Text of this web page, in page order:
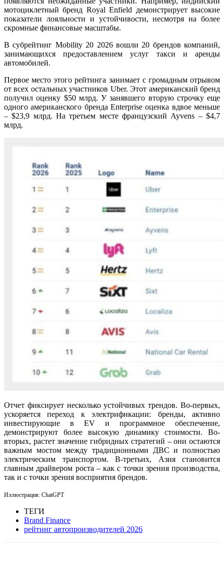
мотоциклетный бренд Royal Enfield демонстрирует высокие
показатели лояльности и устойчивости, несмотря на более
скромные финансовые масштабы.
В субрейтинг Mobility 20 2026 вошли 20 брендов компаний,
занимающихся предоставлением услуг такси и аренды
автомобилей.
Первое место этого рейтинга занимает с громадным отрывом
от всех остальных участников Uber. Этот американский бренд
получил оценку $50 млрд. У занявшего вторую строчку еще
одного американского бренда Enterprise оценка вдвое меньше
– $23,9 млрд. На третьем месте французский Ayvens – $4,7
млрд.
Отчет фиксирует несколько устойчивых трендов. Во-первых,
ускоряется переход к электрификации: бренды, активно
инвестирующие в EV и программное обеспечение,
демонстрируют более высокую динамику стоимости. Во-
вторых, растет значение гибридных стратегий – они остаются
важным мостом между традиционными ДВС и полностью
электрическим транспортом. В-третьих, Азия становится
главным драйвером роста – как с точки зрения производства,
так и с точки зрения восприятия брендов.
Иллюстрация: ChatGPT
ТЕГИ
Brand Finance
рейтинг автопроизводителей 2026